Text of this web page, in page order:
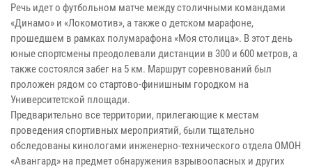
Речь идет о футбольном матче между столичными командами
«Динамо» и «Локомотив», а также о детском марафоне,
прошедшем в рамках полумарафона «Моя столица». В этот день
юные спортсмены преодолевали дистанции в 300 и 600 метров, а
также состоялся забег на 5 км. Маршрут соревнований был
проложен рядом со стартово-финишным городком на
Университетской площади.
Предварительно все территории, прилегающие к местам
проведения спортивных мероприятий, были тщательно
обследованы кинологами инженерно-технического отдела ОМОН
«Авангард» на предмет обнаружения взрывоопасных и других